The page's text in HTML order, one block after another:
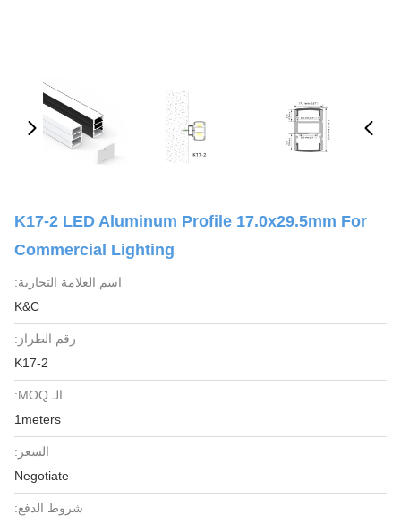
K17-2 LED Aluminum Profile 17.0x29.5mm For
Commercial Lighting
اسم العلامة التجارية:
K&C
رقم الطراز:
K17-2
الـ MOQ:
1meters
السعر:
Negotiate
شروط الدفع: